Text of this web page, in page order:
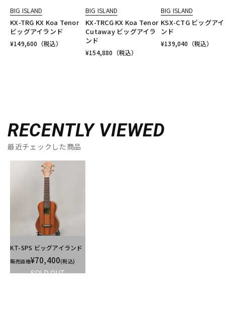
BIG ISLAND
KX-TRG KX Koa Tenor
ビッグアイランド
¥149,600 （税込）
BIG ISLAND
KX-TRCG KX Koa Tenor
Cutaway ビッグアイラ
ンド
¥154,880 （税込）
BIG ISLAND
KSX-CTG ビッグア
ンド
¥139,040 （税込）
RECENTLY VIEWED
最近チェックした商品
SOLD OUT
KT-SPS ビッグアイランド
販売価格¥70,400(税込)